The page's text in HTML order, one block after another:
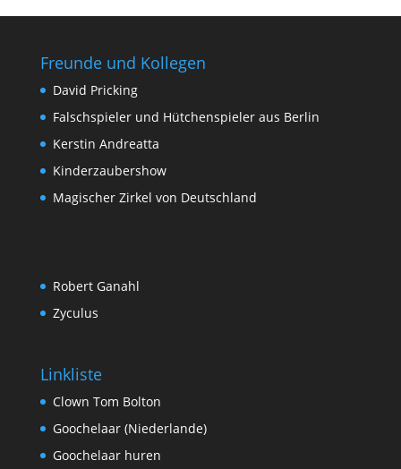
Freunde und Kollegen
David Pricking
Falschspieler und Hütchenspieler aus Berlin
Kerstin Andreatta
Kinderzaubershow
Magischer Zirkel von Deutschland
Robert Ganahl
Zyculus
Linkliste
Clown Tom Bolton
Goochelaar (Niederlande)
Goochelaar huren